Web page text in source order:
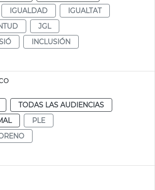
IGUALDAD
IGUALTAT
JGL
INCLUSIÓN
TODAS LAS AUDIENCIAS
PLE